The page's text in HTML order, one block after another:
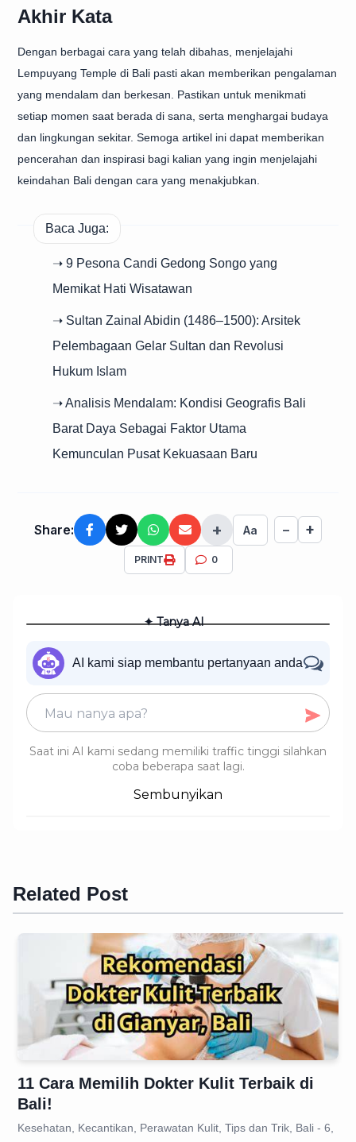
Akhir Kata
Dengan berbagai cara yang telah dibahas, menjelajahi
Lempuyang Temple di Bali pasti akan memberikan pengalaman
yang mendalam dan berkesan. Pastikan untuk menikmati
setiap momen saat berada di sana, serta menghargai budaya
dan lingkungan sekitar. Semoga artikel ini dapat memberikan
pencerahan dan inspirasi bagi kalian yang ingin menjelajahi
keindahan Bali dengan cara yang menakjubkan.
Baca Juga:
➝ 9 Pesona Candi Gedong Songo yang
Memikat Hati Wisatawan
➝ Sultan Zainal Abidin (1486–1500): Arsitek
Pelembagaan Gelar Sultan dan Revolusi
Hukum Islam
➝ Analisis Mendalam: Kondisi Geografis Bali
Barat Daya Sebagai Faktor Utama
Kemunculan Pusat Kekuasaan Baru
Share: + Aa − +
PRINT 0
✦ Tanya AI
AI kami siap membantu pertanyaan anda
Saat ini AI kami sedang memiliki traffic tinggi silahkan
coba beberapa saat lagi.
Sembunyikan
Related Post
11 Cara Memilih Dokter Kulit Terbaik di
Bali!
Kesehatan, Kecantikan, Perawatan Kulit, Tips dan Trik, Bali - 6,